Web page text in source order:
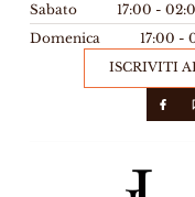
Sabato
17:00 -
Domenica
17:00 -
ISCRIVITI